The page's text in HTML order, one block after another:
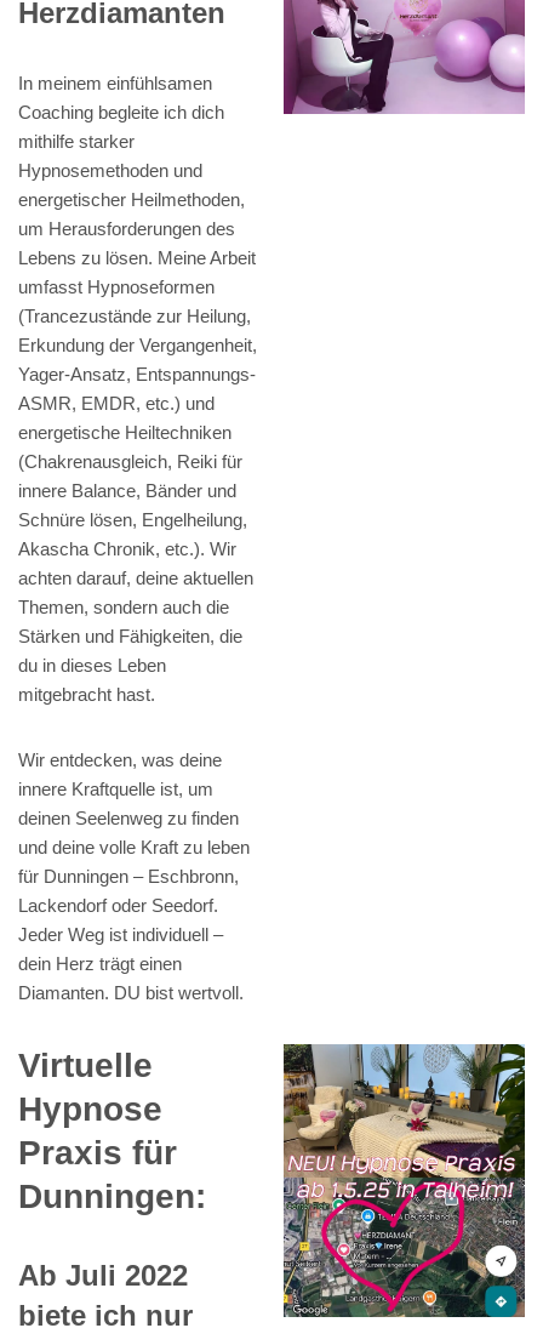
Herzdiamanten
In meinem einfühlsamen
Coaching begleite ich dich
mithilfe starker
Hypnosemethoden und
energetischer Heilmethoden,
um Herausforderungen des
Lebens zu lösen. Meine Arbeit
umfasst Hypnoseformen
(Trancezustände zur Heilung,
Erkundung der Vergangenheit,
Yager-Ansatz, Entspannungs-
ASMR, EMDR, etc.) und
energetische Heiltechniken
(Chakrenausgleich, Reiki für
innere Balance, Bänder und
Schnüre lösen, Engelheilung,
Akascha Chronik, etc.). Wir
achten darauf, deine aktuellen
Themen, sondern auch die
Stärken und Fähigkeiten, die
du in dieses Leben
mitgebracht hast.
Wir entdecken, was deine
innere Kraftquelle ist, um
deinen Seelenweg zu finden
und deine volle Kraft zu leben
für Dunningen – Eschbronn,
Lackendorf oder Seedorf.
Jeder Weg ist individuell –
dein Herz trägt einen
Diamanten. DU bist wertvoll.
Virtuelle
Hypnose
Praxis für
Dunningen:
Ab Juli 2022
biete ich nur